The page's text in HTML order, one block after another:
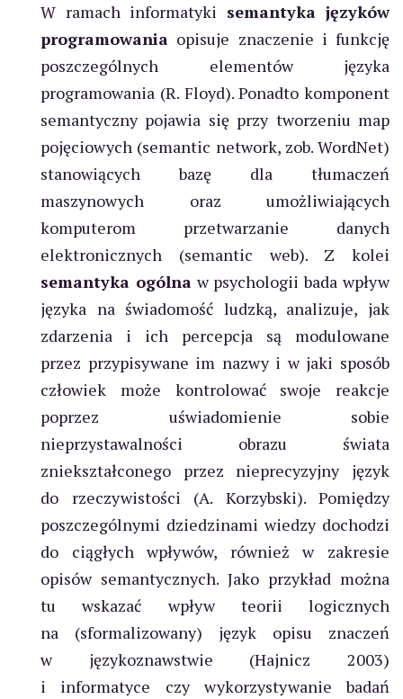
W ramach informatyki semantyka języków
programowania opisuje znaczenie i funkcję
poszczególnych elementów języka
programowania (R. Floyd). Ponadto komponent
semantyczny pojawia się przy tworzeniu map
pojęciowych (semantic network, zob. WordNet)
stanowiących bazę dla tłumaczeń
maszynowych oraz umożliwiających
komputerom przetwarzanie danych
elektronicznych (semantic web). Z kolei
semantyka ogólnaw psychologii bada wpływ
języka na świadomość ludzką, analizuje, jak
zdarzenia i ich percepcja są modulowane
przez przypisywane im nazwy i w jaki sposób
człowiek może kontrolować swoje reakcje
poprzez uświadomienie sobie
nieprzystawalności obrazu świata
zniekształconego przez nieprecyzyjny język
do rzeczywistości (A. Korzybski). Pomiędzy
poszczególnymi dziedzinami wiedzy dochodzi
do ciągłych wpływów, również w zakresie
opisów semantycznych. Jako przykład można
tu wskazać wpływ teorii logicznych
na (sformalizowany) język opisu znaczeń
w językoznawstwie (Hajnicz 2003)
i informatyce czy wykorzystywanie badań